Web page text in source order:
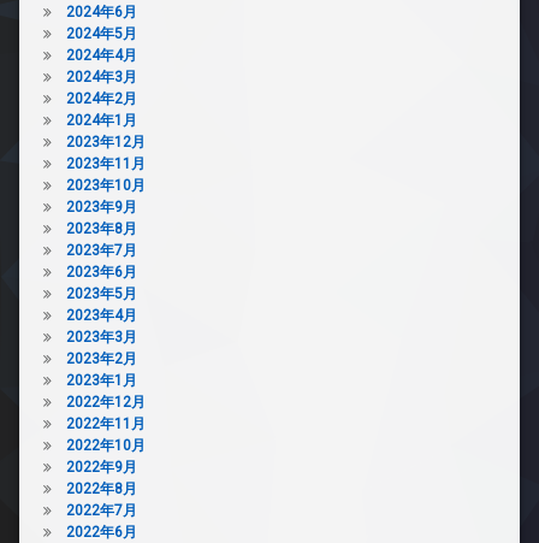
2024年6月
2024年5月
2024年4月
2024年3月
2024年2月
2024年1月
2023年12月
2023年11月
2023年10月
2023年9月
2023年8月
2023年7月
2023年6月
2023年5月
2023年4月
2023年3月
2023年2月
2023年1月
2022年12月
2022年11月
2022年10月
2022年9月
2022年8月
2022年7月
2022年6月